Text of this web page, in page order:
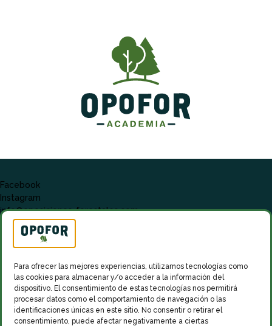
Para ofrecer las mejores experiencias, utilizamos tecnologías como
las cookies para almacenar y/o acceder a la información del
dispositivo. El consentimiento de estas tecnologías nos permitirá
procesar datos como el comportamiento de navegación o las
identificaciones únicas en este sitio. No consentir o retirar el
consentimiento, puede afectar negativamente a ciertas
Facebook
Instagram
info@oposiciones-forestales.com